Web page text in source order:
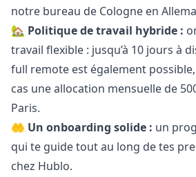
notre bureau de Cologne en
🏡 Politique de travail hybride :
travail flexible : jusqu’à 10 jours à
full remote est également
cas une allocation mensuelle de
Paris.
🤲 Un onboarding solide : un
qui te guide tout au long de tes
chez Hublo.